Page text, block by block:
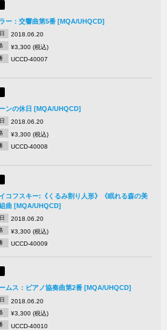
ー：交響曲第5番 [MQA/UHQCD]
2018.06.20
¥3,300 (税込)
UCCD-40007
ンの休日 [MQA/UHQCD]
2018.06.20
¥3,300 (税込)
UCCD-40008
コフスキー:《くるみ割り人形》《眠れる森の美
曲 [MQA/UHQCD]
2018.06.20
¥3,300 (税込)
UCCD-40009
ムス：ピアノ協奏曲第2番 [MQA/UHQCD]
2018.06.20
¥3,300 (税込)
UCCD-40010